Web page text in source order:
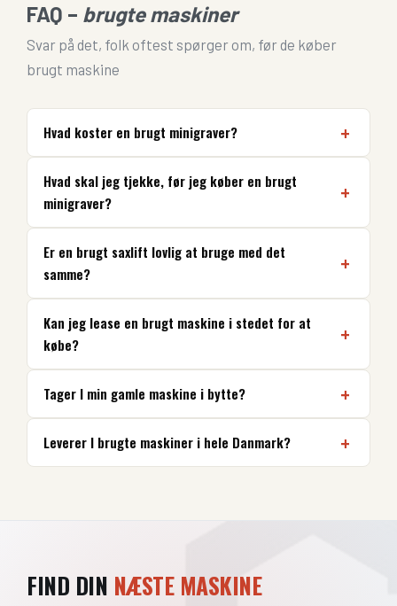
FAQ – brugte maskiner
Svar på det, folk oftest spørger om, før de køber
brugt maskine
Hvad koster en brugt minigraver?
Hvad skal jeg tjekke, før jeg køber en brugt
minigraver?
Er en brugt saxlift lovlig at bruge med det
samme?
Kan jeg lease en brugt maskine i stedet for at
købe?
Tager I min gamle maskine i bytte?
Leverer I brugte maskiner i hele Danmark?
FIND DIN NÆSTE MASKINE